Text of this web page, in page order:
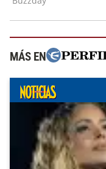
MÁS EN